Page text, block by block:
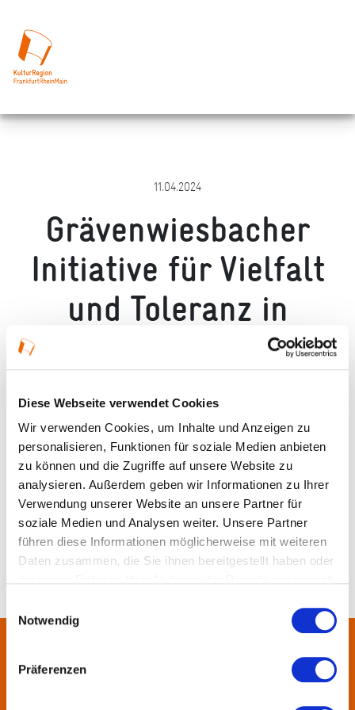
Diese Webseite verwendet Cookies
Wir verwenden Cookies, um Inhalte und Anzeigen zu
personalisieren, Funktionen für soziale Medien anbieten
zu können und die Zugriffe auf unsere Website zu
analysieren. Außerdem geben wir Informationen zu Ihrer
Verwendung unserer Website an unsere Partner für
soziale Medien und Analysen weiter. Unsere Partner
führen diese Informationen möglicherweise mit weiteren
Daten zusammen, die Sie ihnen bereitgestellt haben oder
Notwendig
Präferenzen
11.04.2024
Grävenwiesbacher
Initiative für Vielfalt
und Toleranz in
Zusammenarbeit mit
der Gemeinde
Grävenwiesbach
Merken Teilen Empfehlen
Über uns
In der Metropolregion FrankfurtRheinMain haben sich rund 50